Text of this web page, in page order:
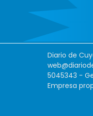
Diario de
5045343 -
Empresa